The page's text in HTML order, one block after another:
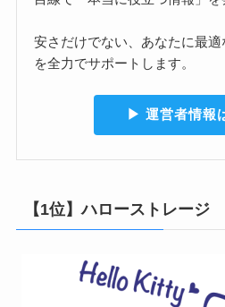
安さだけでない、あなたに最
を全力でサポートします。
▶︎ 運営者情報
【1位】ハローストレージ